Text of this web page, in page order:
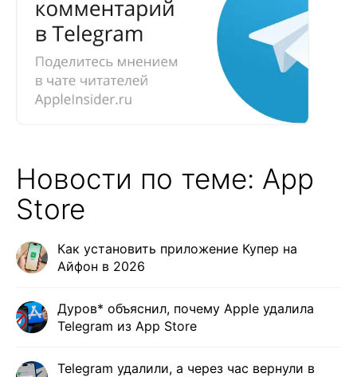
Новости по теме: App
Store
Как установить приложение Купер на
Айфон в 2026
Дуров* объяснил, почему Apple удалила
Telegram из App Store
Telegram удалили, а через час вернули в